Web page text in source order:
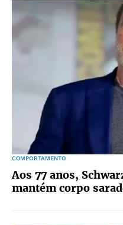
COMPORTAMENTO
Aos 77 anos,
mantém corpo